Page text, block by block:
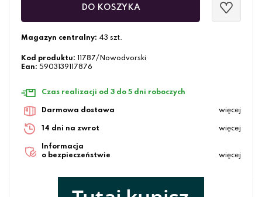
DO KOSZYKA
Magazyn centralny: 43 szt.
Kod produktu:
11787/Nowodvorski
Ean: 5903139117876
Czas realizacji od 3 do 5 dni roboczych
Darmowa dostawa więcej
14 dni na zwrot więcej
Informacja
o bezpieczeństwie
więcej